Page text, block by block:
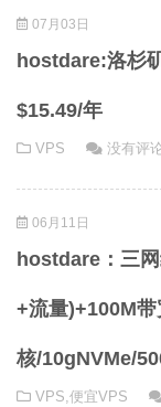
07月03日
hostdare:洛杉
$15.49/年
VPS 没有评
06月11日
hostdare：三
+流量)+100M
核/10gNVMe/
VPS,便宜VPS